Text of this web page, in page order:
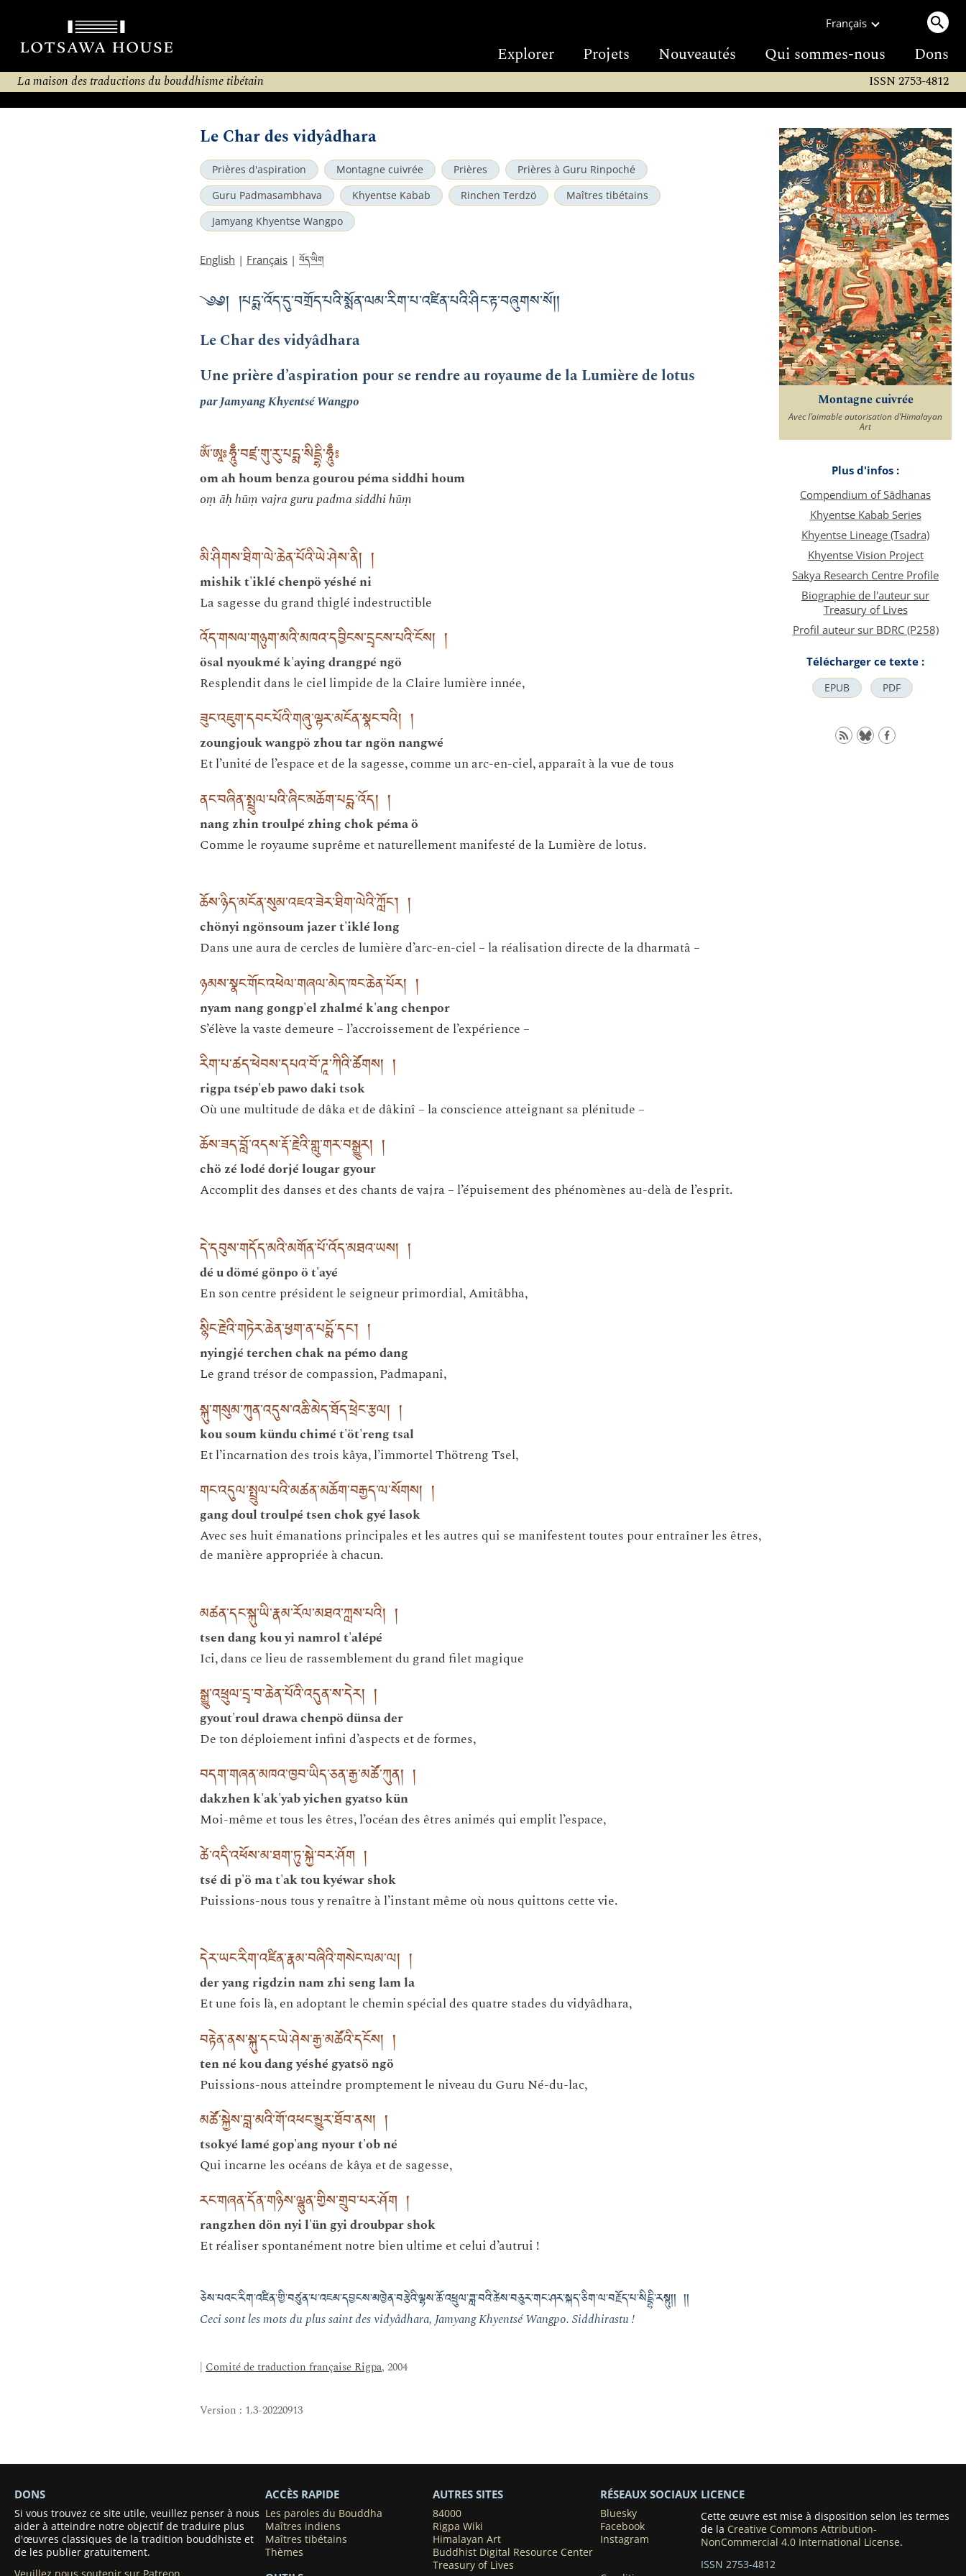
Français
Explorer Projets Nouveautés Qui sommes-nous Dons
La maison des traductions du bouddhisme tibétain ISSN 2753-4812
Le Char des vidyâdhara
Prières d'aspiration Montagne cuivrée Prières
Prières à Guru Rinpoché
Guru Padmasambhava
Khyentse Kabab Rinchen Terdzö
Maîtres tibétains
Jamyang Khyentse Wangpo
English | Français | བོད་ཡིག
༄༅། །པདྨ་འོད་དུ་བགྲོད་པའི་སྨོན་ལམ་རིག་པ་འཛིན་པའི་ཤིང་རྟ་བཞུགས་སོ། །
Le Char des vidyâdhara
Une prière d’aspiration pour se rendre au royaume de la Lumière de lotus
par Jamyang Khyentsé Wangpo
ཨོཾ་ཨཱཿཧཱུྃྃ་བཛྲ་གུ་རུ་པདྨ་སིདྡྷི་ཧཱུྃྃ༔
om ah houm benza gourou péma siddhi houm
oṃ āḥ hūṃ vajra guru padma siddhi hūṃ
མི་ཤིགས་ཐིག་ལེ་ཆེན་པོའི་ཡེ་ཤེས་ནི། །
mishik t'iklé chenpö yéshé ni
La sagesse du grand thiglé indestructible
འོད་གསལ་གཉུག་མའི་མཁའ་དབྱིངས་དྲྭངས་པའི་ངོས། །
ösal nyoukmé k'aying drangpé ngö
Resplendit dans le ciel limpide de la Claire lumière innée,
ཟུང་འཇུག་དབང་པོའི་གཞུ་ལྟར་མངོན་སྣང་བའི། །
zoungjouk wangpö zhou tar ngön nangwé
Et l’unité de l’espace et de la sagesse, comme un arc-en-ciel, apparaît à la vue de tous
ནང་བཞིན་སྤྲུལ་པའི་ཞིང་མཆོག་པདྨ་འོད། །
nang zhin troulpé zhing chok péma ö
Comme le royaume suprême et naturellement manifesté de la Lumière de lotus.
ཆོས་ཉིད་མངོན་སུམ་འཇའ་ཟེར་ཐིག་ལེའི་ཀློང༌། །
chönyi ngönsoum jazer t'iklé long
Dans une aura de cercles de lumière d’arc-en-ciel – la réalisation directe de la dharmatâ –
ཉམས་སྣང་གོང་འཕེལ་གཞལ་མེད་ཁང་ཆེན་པོར། །
nyam nang gongp'el zhalmé k'ang chenpor
S’élève la vaste demeure – l’accroissement de l’expérience –
རིག་པ་ཚད་ཕེབས་དཔའ་བོ་ཌཱ་ཀིའི་ཚོགས། །
rigpa tsép'eb pawo daki tsok
Où une multitude de dâka et de dâkinî – la conscience atteignant sa plénitude –
ཆོས་ཟད་བློ་འདས་རྡོ་རྗེའི་གླུ་གར་བསྒྱུར། །
chö zé lodé dorjé lougar gyour
Accomplit des danses et des chants de vajra – l’épuisement des phénomènes au-delà de l’esprit.
དེ་དབུས་གདོད་མའི་མགོན་པོ་འོད་མཐའ་ཡས། །
dé u dömé gönpo ö t'ayé
En son centre président le seigneur primordial, Amitâbha,
སྙིང་རྗེའི་གཏེར་ཆེན་ཕྱག་ན་པདྨོ་དང༌། །
nyingjé terchen chak na pémo dang
Le grand trésor de compassion, Padmapanî,
སྐུ་གསུམ་ཀུན་འདུས་འཆི་མེད་ཐོད་ཕྲེང་རྩལ། །
kou soum kündu chimé t'öt'reng tsal
Et l’incarnation des trois kâya, l’immortel Thötreng Tsel,
གང་འདུལ་སྤྲུལ་པའི་མཚན་མཆོག་བརྒྱད་ལ་སོགས། །
gang doul troulpé tsen chok gyé lasok
Avec ses huit émanations principales et les autres qui se manifestent toutes pour entraîner les êtres,
de manière appropriée à chacun.
མཚན་དང་སྐུ་ཡི་རྣམ་རོལ་མཐའ་ཀླས་པའི། །
tsen dang kou yi namrol t'alépé
Ici, dans ce lieu de rassemblement du grand filet magique
སྒྱུ་འཕྲུལ་དྲྭ་བ་ཆེན་པོའི་འདུན་ས་དེར། །
gyout'roul drawa chenpö dünsa der
De ton déploiement infini d’aspects et de formes,
བདག་གཞན་མཁའ་ཁྱབ་ཡིད་ཅན་རྒྱ་མཚོ་ཀུན། །
dakzhen k'ak'yab yichen gyatso kün
Moi-même et tous les êtres, l’océan des êtres animés qui emplit l’espace,
ཚེ་འདི་འཕོས་མ་ཐག་ཏུ་སྐྱེ་བར་ཤོག །
tsé di p'ö ma t'ak tou kyéwar shok
Puissions-nous tous y renaître à l’instant même où nous quittons cette vie.
དེར་ཡང་རིག་འཛིན་རྣམ་བཞིའི་གསེང་ལམ་ལ། །
der yang rigdzin nam zhi seng lam la
Et une fois là, en adoptant le chemin spécial des quatre stades du vidyâdhara,
བརྟེན་ནས་སྐུ་དང་ཡེ་ཤེས་རྒྱ་མཚོའི་དངོས། །
ten né kou dang yéshé gyatsö ngö
Puissions-nous atteindre promptement le niveau du Guru Né-du-lac,
མཚོ་སྐྱེས་བླ་མའི་གོ་འཕང་མྱུར་ཐོབ་ནས། །
tsokyé lamé gop'ang nyour t'ob né
Qui incarne les océans de kâya et de sagesse,
རང་གཞན་དོན་གཉིས་ལྷུན་གྱིས་གྲུབ་པར་ཤོག །
rangzhen dön nyi l'ün gyi droubpar shok
Et réaliser spontanément notre bien ultime et celui d’autrui !
ཅེས་པའང་རིག་འཛིན་གྱི་བཙུན་པ་འཇམ་དབྱངས་མཁྱེན་བརྩེའི་ལྷས་ཆོ་འཕྲུལ་ཟླ་བའི་ཚེས་བཅུར་གང་ཤར་སྐད་ཅིག་ལ་བརྗོད་པ་སིདྡྷི་རསྟུ།། །།
Ceci sont les mots du plus saint des vidyâdhara, Jamyang Khyentsé Wangpo. Siddhirastu !
| Comité de traduction française Rigpa, 2004
Version : 1.3-20220913
Montagne cuivrée
Avec l’aimable autorisation d’Himalayan
Art
Plus d'infos :
Compendium of Sādhanas
Khyentse Kabab Series
Khyentse Lineage (Tsadra)
Khyentse Vision Project
Sakya Research Centre Profile
Biographie de l'auteur sur
Treasury of Lives
Profil auteur sur BDRC (P258)
Télécharger ce texte :
EPUB PDF
DONS
Si vous trouvez ce site utile, veuillez penser à nous
aider à atteindre notre objectif de traduire plus
d'œuvres classiques de la tradition bouddhiste et
de les publier gratuitement.
ACCÈS RAPIDE
Les paroles du Bouddha
Maîtres indiens
Maîtres tibétains
Thèmes
AUTRES SITES
84000
Rigpa Wiki
Himalayan Art
Buddhist Digital Resource Center
Treasury of Lives
RÉSEAUX SOCIAUX
Bluesky
Facebook
Instagram
LICENCE
Cette œuvre est mise à disposition selon les termes
de la Creative Commons Attribution-
NonCommercial 4.0 International License.
ISSN 2753-4812